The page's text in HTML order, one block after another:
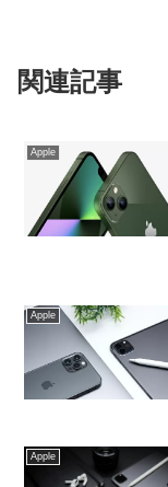
関連記事
Apple
Apple
Apple